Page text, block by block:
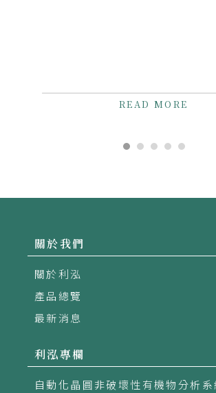
READ MORE
關於我們
關於利泓
產品總覽
最新消息
利泓專欄
自動化晶圓非破壞性有機物分析